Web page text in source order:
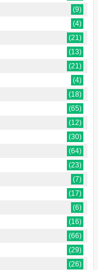
(9)
(4)
(21)
(13)
(21)
(4)
(18)
(65)
(12)
(30)
(64)
(23)
(7)
(17)
(6)
(16)
(66)
(29)
(26)